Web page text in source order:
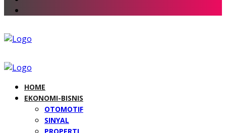
HOME
EKONOMI-BISNIS
OTOMOTIF
SINYAL